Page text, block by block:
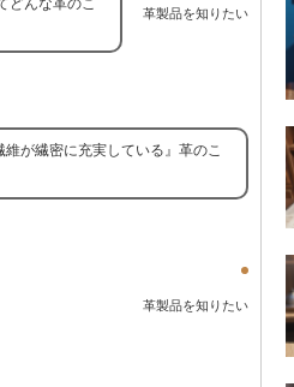
革製品を知りたい
どんな革のこ
が繊密に充実している』革のこ
革製品を知りたい